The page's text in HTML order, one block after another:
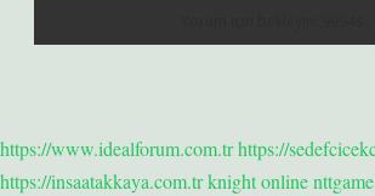
https://www.idealforum.com.trhttps://
https://insaatakkaya.com.trknight onlinenttgame